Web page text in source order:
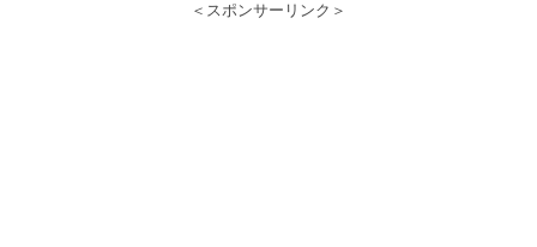
＜スポンサーリンク＞